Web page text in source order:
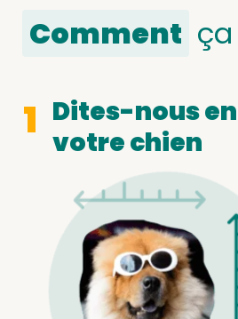
Comment
1 Dites-nous
votre chien